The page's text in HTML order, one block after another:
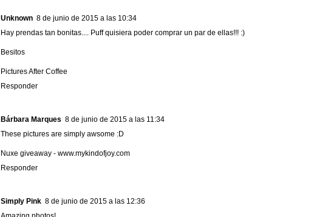
Unknown 8 de junio de 2015 a las 10:34
Hay prendas tan bonitas.... Puff quisiera poder comprar un par de ellas!!! :)
Besitos
Pictures After Coffee
Responder
Bárbara Marques 8 de junio de 2015 a las 11:34
These pictures are simply awsome :D
Nuxe giveaway - www.mykindofjoy.com
Responder
Simply Pink 8 de junio de 2015 a las 12:36